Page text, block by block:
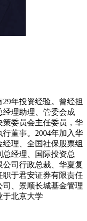
年投资经验。曾经担
经理助理、管委会成
策委员会主任委员，华
董事。2004年加入华
理、全国社保股票组
经理、国际投资总
司行政总裁、华夏复
职于君安证券有限责任
、景顺长城基金管理
于北京大学